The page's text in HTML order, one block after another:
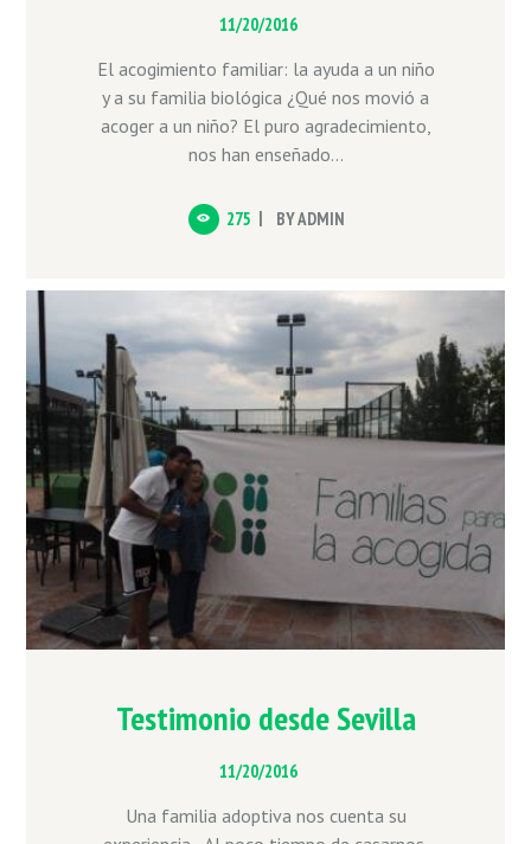
11/20/2016
El acogimiento familiar: la ayuda a un niño
y a su familia biológica ¿Qué nos movió a
acoger a un niño? El puro agradecimiento,
nos han enseñado...
275 BYADMIN
Testimonio desde Sevilla
11/20/2016
Una familia adoptiva nos cuenta su